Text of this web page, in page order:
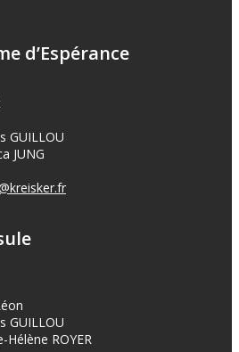
d’Espérance
GUILLOU
JUNG
GUILLOU
ROYER